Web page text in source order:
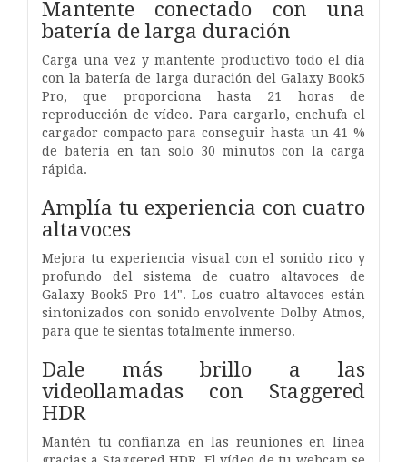
Mantente conectado con una
batería de larga duración
Carga una vez y mantente productivo todo el día
con la batería de larga duración del Galaxy Book5
Pro, que proporciona hasta 21 horas de
reproducción de vídeo. Para cargarlo, enchufa el
cargador compacto para conseguir hasta un 41 %
de batería en tan solo 30 minutos con la carga
rápida.
Amplía tu experiencia con cuatro
altavoces
Mejora tu experiencia visual con el sonido rico y
profundo del sistema de cuatro altavoces de
Galaxy Book5 Pro 14". Los cuatro altavoces están
sintonizados con sonido envolvente Dolby Atmos,
para que te sientas totalmente inmerso.
Dale más brillo a las
videollamadas con Staggered
HDR
Mantén tu confianza en las reuniones en línea